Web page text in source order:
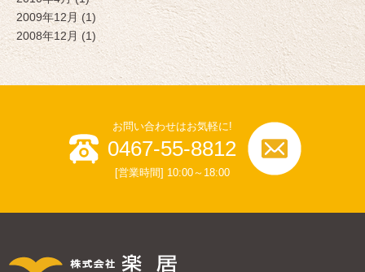
2009年12月 (1)
2008年12月 (1)
お問い合わせはお気軽に!
0467-55-8812
[営業時間] 10:00～18:00